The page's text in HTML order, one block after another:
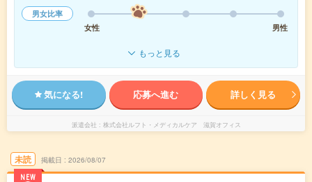
男女比率
女性
男性
もっと見る
気になる! 応募へ進む 詳しく見る
派遣会社 株式会社ルフト・メディカルケア 滋賀オフィス
未読
NEW
掲載日 2026/08/07